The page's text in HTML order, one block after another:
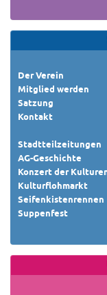
Der Verein
Mitglied werden
Satzung
Kontakt
Stadtteilzeitungen
AG-Geschichte
Konzert der
Kulturflohmarkt
Seifenkistenrennen
Suppenfest